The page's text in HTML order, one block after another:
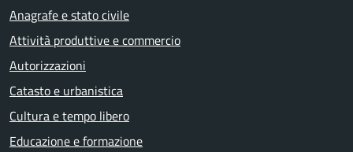
Anagrafe e stato civile
Attività produttive e commercio
Autorizzazioni
Catasto e urbanistica
Cultura e tempo libero
Educazione e formazione